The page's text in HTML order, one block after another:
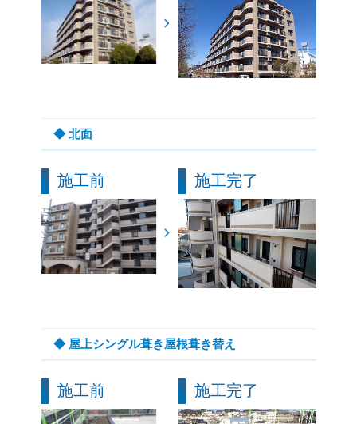
◆ 北面
施工前 施工完了
◆ 屋上シングル葺き屋根葺き替え
施工前 施工完了